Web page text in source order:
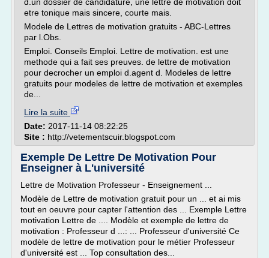
etre tonique mais sincere, courte mais.
Modele de Lettres de motivation gratuits - ABC-Lettres
par l.Obs.
Emploi. Conseils Emploi. Lettre de motivation. est une
methode qui a fait ses preuves. de lettre de motivation
pour decrocher un emploi d.agent d. Modeles de lettre
gratuits pour modeles de lettre de motivation et exemples
de...
Lire la suite
Date: 2017-11-14 08:22:25
Site : http://vetementscuir.blogspot.com
Exemple De Lettre De Motivation Pour
Enseigner à L'université
Lettre de Motivation Professeur - Enseignement ...
Modèle de Lettre de motivation gratuit pour un ... et ai mis
tout en oeuvre pour capter l'attention des ... Exemple Lettre
motivation Lettre de .... Modèle et exemple de lettre de
motivation : Professeur d ...: ... Professeur d'université Ce
modèle de lettre de motivation pour le métier Professeur
d'université est ... Top consultation des...